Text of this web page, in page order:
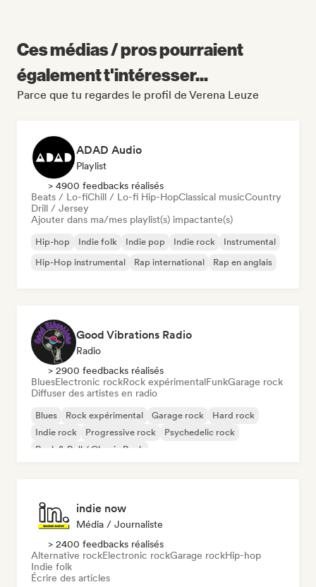
Ces médias / pros pourraient
également t'intéresser...
Parce que tu regardes le profil de Verena Leuze
ADAD Audio
Playlist
> 4900 feedbacks réalisés
Beats / Lo-fiChill / Lo-fi Hip-HopClassical musicCountry
Drill / Jersey
Ajouter dans ma/mes playlist(s) impactante(s)
Hip-hop Indie folk Indie pop Indie rock
Instrumental
Hip-Hop instrumental
Rap international Rap en anglais
Good Vibrations Radio
Radio
> 2900 feedbacks réalisés
BluesElectronic rockRock expérimentalFunkGarage rock
Diffuser des artistes en radio
Blues Rock expérimental Garage rock
Hard rock
Indie rock
Progressive rock
Psychedelic rock
Rock & Roll / Classic Rock
indie now
Média / Journaliste
> 2400 feedbacks réalisés
Alternative rockElectronic rockGarage rockHip-hop
Indie folk
Écrire des articles